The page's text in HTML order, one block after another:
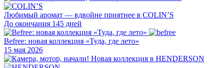
Любимый аромат — вдвойне приятнее в COLIN’S
До окончания 145 дней
Befree: новая коллекция «Туда, где лето»
15 мая 2026